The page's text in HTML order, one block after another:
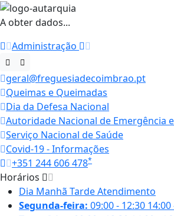
A obter dados...
Administração
geral@freguesiadecoimbrao.pt
Queimas e Queimadas
Dia da Defesa Nacional
Autoridade Nacional de Emergência
Serviço Nacional de Saúde
Covid-19 - Informações
+351 244 606 478*
Horários
Dia Manhã TardeAtendimento
Segunda-feira: 09:00 - 12:30 14:00